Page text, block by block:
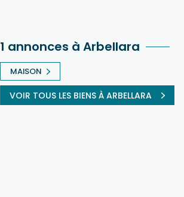
1 annonces à Arbellara
MAISON
VOIR TOUS LES BIENS À ARBELLARA